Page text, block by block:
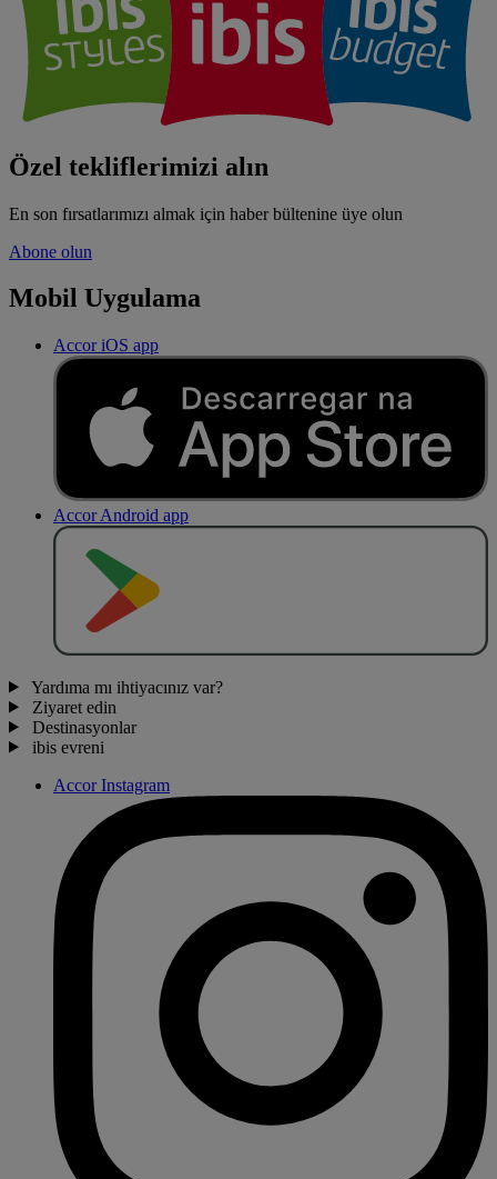
Özel tekliflerimizi alın
En son fırsatlarımızı almak için haber bültenine üye olun
Abone olun
Mobil Uygulama
Accor iOS app
Accor Android app
Yardıma mı ihtiyacınız var?
Ziyaret edin
Destinasyonlar
ibis evreni
Accor Instagram